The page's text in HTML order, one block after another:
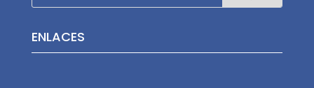
ENLACES